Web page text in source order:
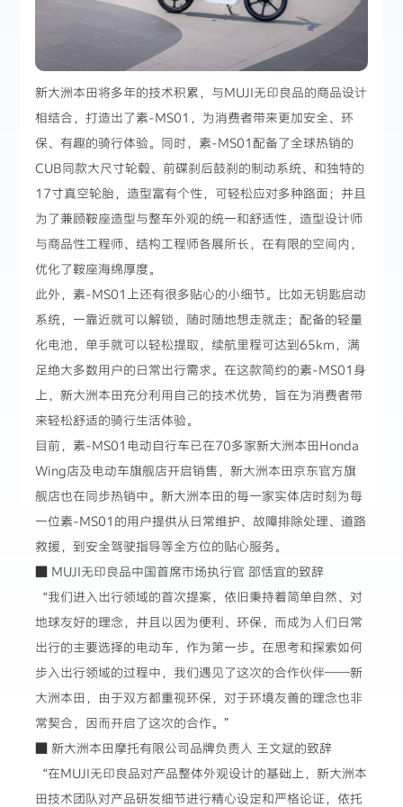
新大洲本田将多年的技术积累，与MUJI无印良品的商品设计
相结合，打造出了素-MS01，为消费者带来更加安全、环
保、有趣的骑行体验。同时，素-MS01配备了全球热销的
CUB同款大尺寸轮毂、前碟刹后鼓刹的制动系统、和独特的
17寸真空轮胎，造型富有个性，可轻松应对多种路面；并且
为了兼顾鞍座造型与整车外观的统一和舒适性，造型设计师
与商品性工程师、结构工程师各展所长，在有限的空间内，
优化了鞍座海绵厚度。
此外，素-MS01上还有很多贴心的小细节。比如无钥匙启动
系统，一靠近就可以解锁，随时随地想走就走；配备的轻量
化电池，单手就可以轻松提取，续航里程可达到65km，满
足绝大多数用户的日常出行需求。在这款简约的素-MS01身
上，新大洲本田充分利用自己的技术优势，旨在为消费者带
来轻松舒适的骑行生活体验。
目前，素-MS01电动自行车已在70多家新大洲本田Honda
Wing店及电动车旗舰店开启销售，新大洲本田京东官方旗
舰店也在同步热销中。新大洲本田的每一家实体店时刻为每
一位素-MS01的用户提供从日常维护、故障排除处理、道路
救援，到安全驾驶指导等全方位的贴心服务。
■ MUJI无印良品中国首席市场执行官 邵恬宜的致辞
“我们进入出行领域的首次提案，依旧秉持着简单自然、对
地球友好的理念，并且以因为便利、环保，而成为人们日常
出行的主要选择的电动车，作为第一步。在思考和探索如何
步入出行领域的过程中，我们遇见了这次的合作伙伴——新
大洲本田，由于双方都重视环保，对于环境友善的理念也非
常契合，因而开启了这次的合作。”
■ 新大洲本田摩托有限公司品牌负责人 王文斌的致辞
“在MUJI无印良品对产品整体外观设计的基础上，新大洲本
田技术团队对产品研发细节进行精心设定和严格论证，依托